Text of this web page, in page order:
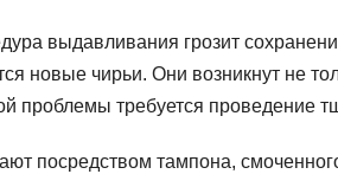
выдавливания грозит
новые чирьи. Они возникнут не
проблемы требуется проведение
посредством тампона,